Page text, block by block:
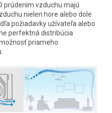
prúdením vzduchu majú
nielen hore alebo dole
požiadavky užívateľa alebo
perfektná distribúcia
priameho